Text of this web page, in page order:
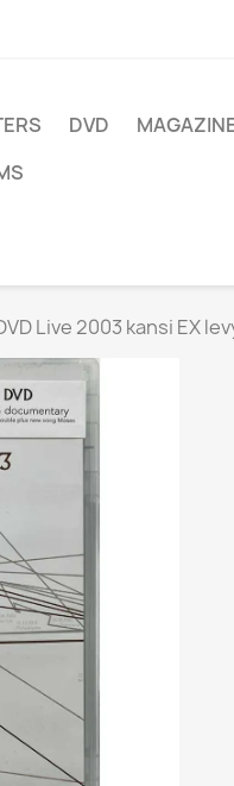
DVD
Live 2003 kansi EX